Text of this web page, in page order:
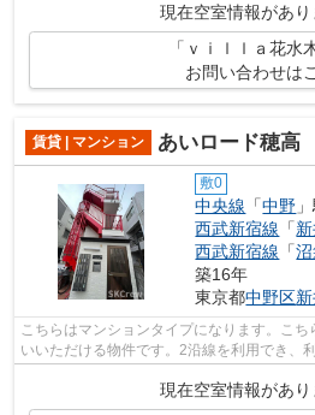
現在空室情報があり
「ｖｉｌｌａ花水
お問い合わせは
賃貸 | マンション あいロード穂高
敷0
中央線 「中野
西武新宿線 「
西武新宿線 「
築16年
東京都中野区
こちらはマンションタイプになります。こ
いいただける物件です。2沿線を利用でき、
現在空室情報があり